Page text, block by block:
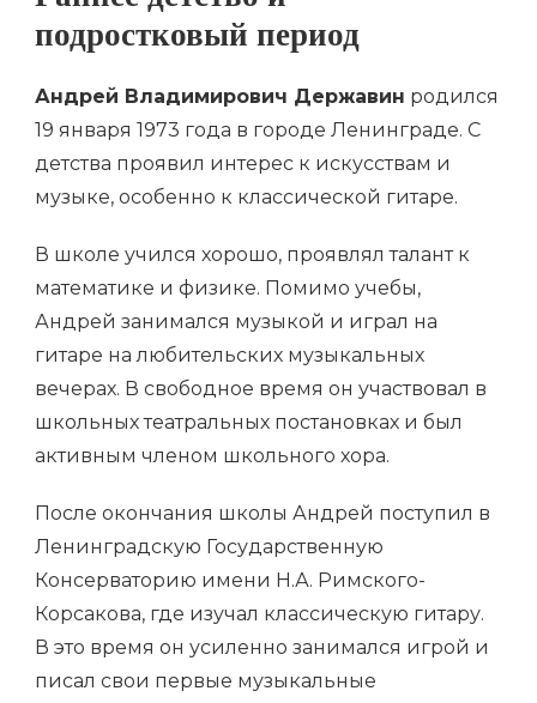
подростковый период
Андрей Владимирович Державин родился
19 января 1973 года в городе Ленинграде. С
детства проявил интерес к искусствам и
музыке, особенно к классической гитаре.
В школе учился хорошо, проявлял талант к
математике и физике. Помимо учебы,
Андрей занимался музыкой и играл на
гитаре на любительских музыкальных
вечерах. В свободное время он участвовал в
школьных театральных постановках и был
активным членом школьного хора.
После окончания школы Андрей поступил в
Ленинградскую Государственную
Консерваторию имени Н.А. Римского-
Корсакова, где изучал классическую гитару.
В это время он усиленно занимался игрой и
писал свои первые музыкальные